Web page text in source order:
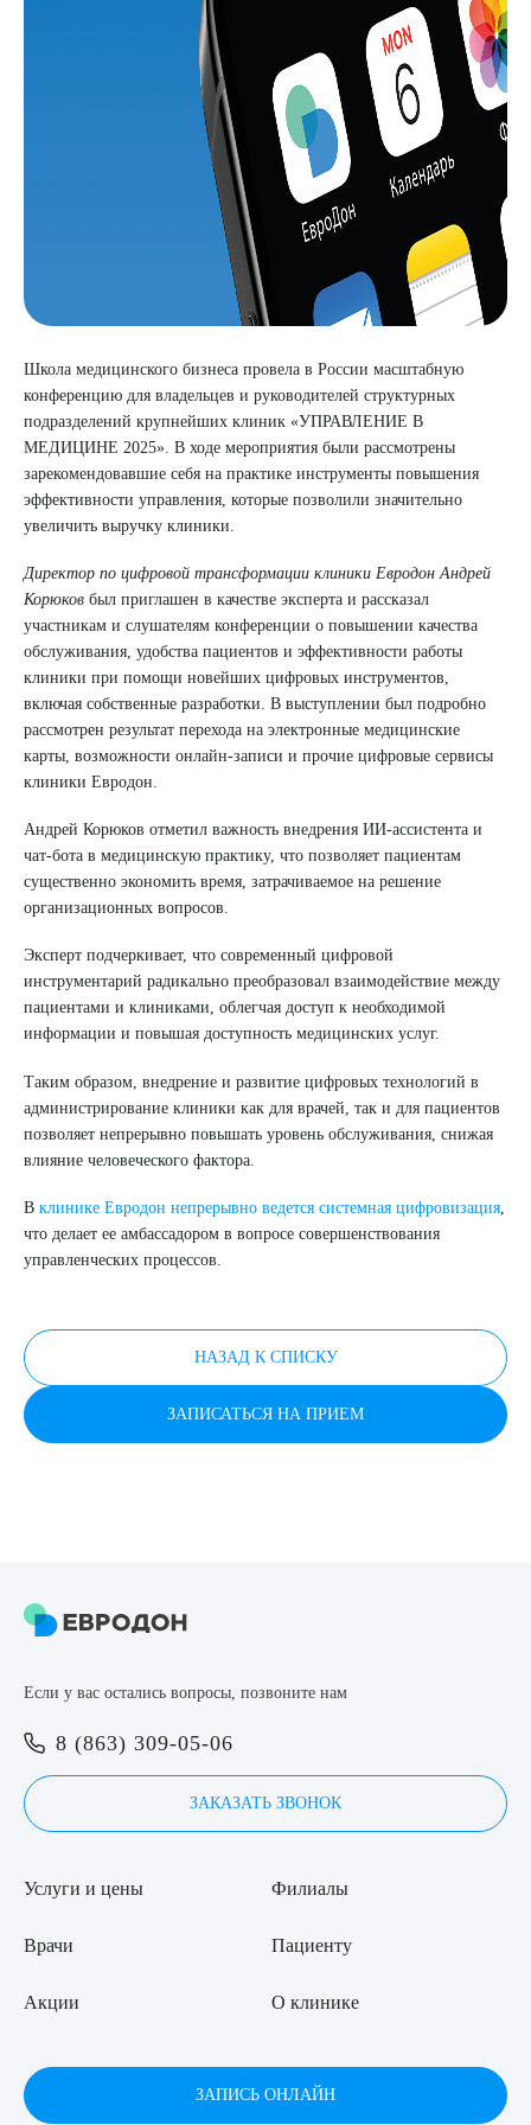
8 (863) 309-05-06
ЗАКАЗАТЬ ЗВОНОК
ЗАПИСЬ ОНЛАЙН
Школа медицинского бизнеса провела в России масштабную
конференцию для владельцев и руководителей структурных
подразделений крупнейших клиник «УПРАВЛЕНИЕ В
МЕДИЦИНЕ 2025». В ходе мероприятия были рассмотрены
зарекомендовавшие себя на практике инструменты повышения
эффективности управления, которые позволили значительно
увеличить выручку клиники.
Директор по цифровой трансформации клиники Евродон Андрей
Корюков был приглашен в качестве эксперта и рассказал
участникам и слушателям конференции о повышении качества
обслуживания, удобства пациентов и эффективности работы
клиники при помощи новейших цифровых инструментов,
включая собственные разработки. В выступлении был подробно
рассмотрен результат перехода на электронные медицинские
карты, возможности онлайн-записи и прочие цифровые сервисы
клиники Евродон.
Андрей Корюков отметил важность внедрения ИИ-ассистента и
чат-бота в медицинскую практику, что позволяет пациентам
существенно экономить время, затрачиваемое на решение
организационных вопросов.
Эксперт подчеркивает, что современный цифровой
инструментарий радикально преобразовал взаимодействие между
пациентами и клиниками, облегчая доступ к необходимой
информации и повышая доступность медицинских услуг.
Таким образом, внедрение и развитие цифровых технологий в
администрирование клиники как для врачей, так и для пациентов
позволяет непрерывно повышать уровень обслуживания, снижая
влияние человеческого фактора.
В клинике Евродон непрерывно ведется системная цифровизация
что делает ее амбассадором в вопросе совершенствования
управленческих процессов.
НАЗАД К СПИСКУ
ЗАПИСАТЬСЯ НА ПРИЕМ
Если у вас остались вопросы, позвоните нам
8 (863) 309-05-06
ЗАКАЗАТЬ ЗВОНОК
Услуги и цены
Врачи
Акции
Филиалы
Пациенту
О клинике
ЗАПИСЬ ОНЛАЙН
ОТПРАВИТЬ
Я даю согласие наобработку персональных данных
ПОДТВЕРДИТЬ